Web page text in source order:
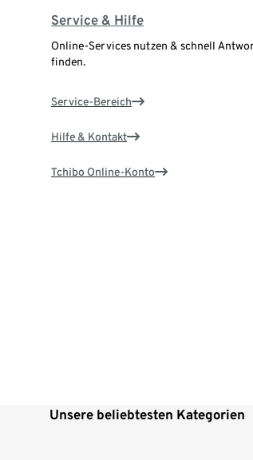
Service & Hilfe
Online-Services nutzen & schnell
finden.
Service-Bereich
Hilfe & Kontakt
Tchibo Online-Konto
Unsere beliebtesten Kategorien